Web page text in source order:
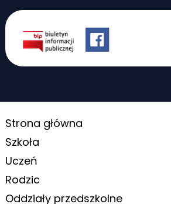
Strona główna
Szkoła
Uczeń
Rodzic
Oddziały przedszkolne